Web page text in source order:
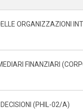
ORGANIZZAZIONI
FINANZIARI
DECISIONI (PHIL-02/A)